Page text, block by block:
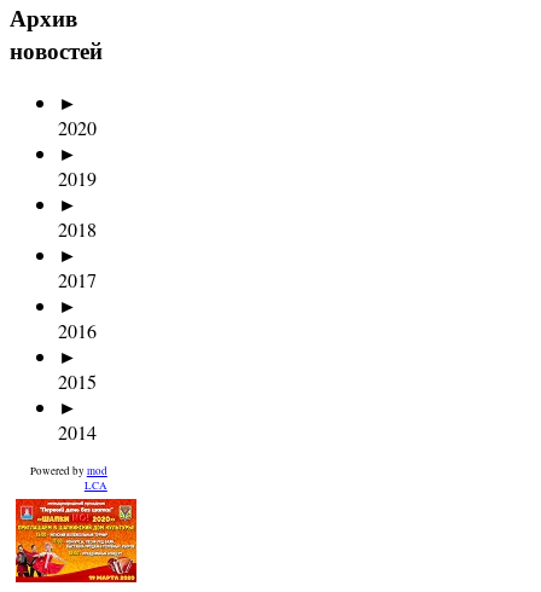
Архив
новостей
►
2020
►
2019
►
2018
►
2017
►
2016
►
2015
►
2014
Powered by mod
LCA